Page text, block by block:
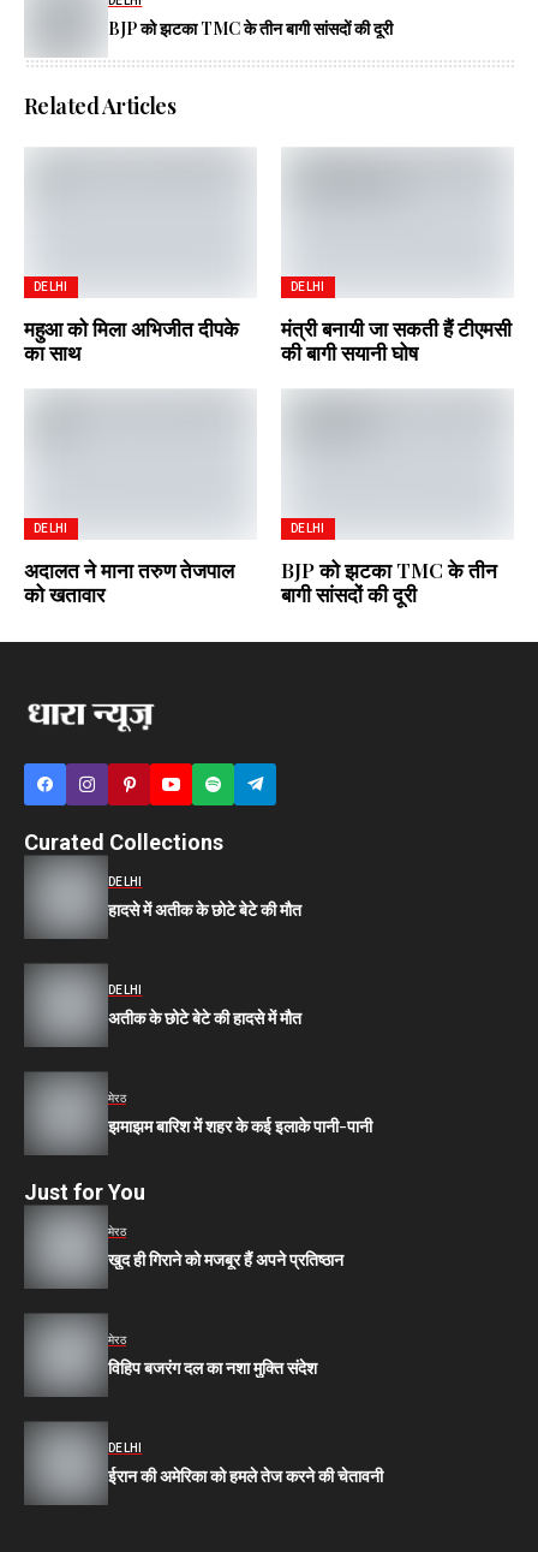
BJP को झटका TMC के तीन बागी सांसदों की दूरी
Related Articles
DELHI
महुआ को मिला अभिजीत दीपके
का साथ
DELHI
मंत्री बनायी जा सकती हैं टीएमसी
की बागी सयानी घोष
DELHI
अदालत ने माना तरुण तेजपाल
को खतावार
DELHI
BJP को झटका TMC के तीन
बागी सांसदों की दूरी
Curated Collections
DELHI
हादसे में अतीक के छोटे बेटे की मौत
DELHI
अतीक के छोटे बेटे की हादसे में मौत
मेरठ
झमाझम बारिश में शहर के कई इलाके पानी-पानी
Just for You
मेरठ
खुद ही गिराने को मजबूर हैं अपने प्रतिष्ठान
मेरठ
विहिप बजरंग दल का नशा मुक्ति संदेश
DELHI
ईरान की अमेरिका को हमले तेज करने की चेतावनी